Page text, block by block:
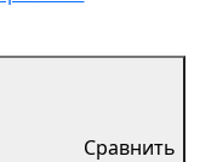
Сравнить